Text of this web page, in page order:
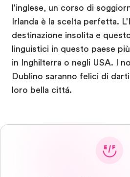
l'inglese, un corso di
Irlanda è la scelta perfetta.
destinazione insolita e
linguistici in questo paese
in Inghilterra o negli USA. I
Dublino saranno felici di
loro bella cittá.